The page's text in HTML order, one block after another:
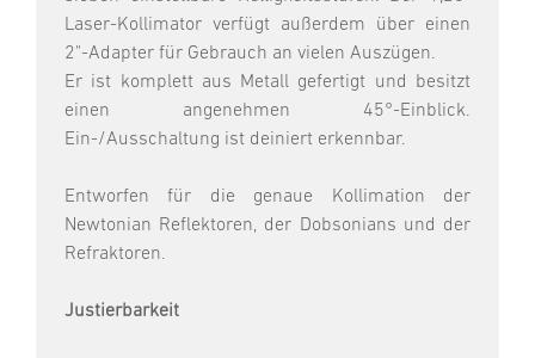
Laser-Kollimator verfügt außerdem über einen
2"-Adapter für Gebrauch an vielen Auszügen.
Er ist komplett aus Metall gefertigt und besitzt
einen angenehmen 45°-Einblick.
Ein-/Ausschaltung ist deiniert erkennbar.
Entworfen für die genaue Kollimation der
Newtonian Reflektoren, der Dobsonians und der
Refraktoren.
Justierbarkeit